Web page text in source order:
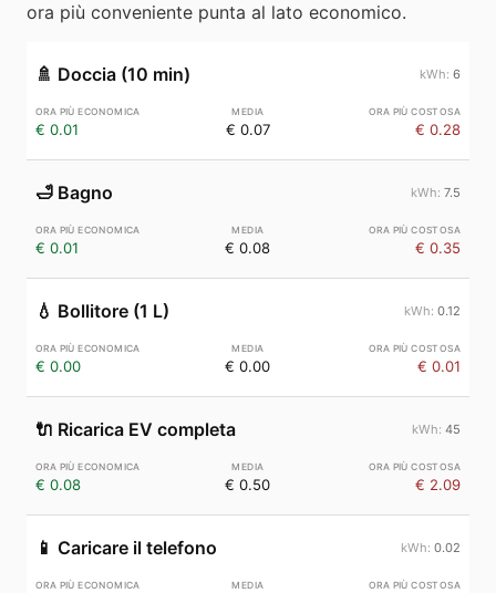
ora più conveniente punta al lato economico.
🚿 Doccia (10 min) 6
€ 0.01 € 0.07 € 0.28
🛁 Bagno 7.5
€ 0.01 € 0.08 € 0.35
💧 Bollitore (1 L) 0.12
€ 0.00 € 0.00 € 0.01
🔌 Ricarica EV completa 45
€ 0.08 € 0.50 € 2.09
📱 Caricare il telefono 0.02